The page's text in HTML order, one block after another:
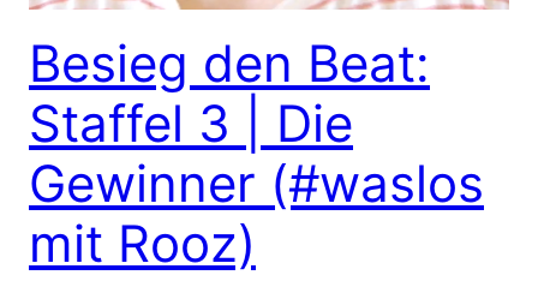
Besieg den Beat:
Staffel 3 | Die
Gewinner (#waslos
mit Rooz)